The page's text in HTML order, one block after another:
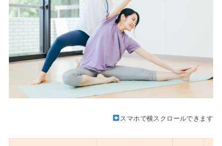
スマホで横スクロールできます